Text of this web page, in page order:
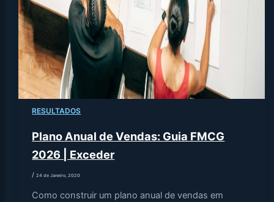
RESULTADOS
Plano Anual de Vendas: Guia FMCG
2026 | Exceder
/24 de Janeiro, 2020
Como construir um plano anual de vendas em